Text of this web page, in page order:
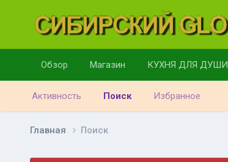
Обзор Магазин КУХНЯ ДЛЯ ДУШИ
Активность Поиск Избранное
Главная Поиск